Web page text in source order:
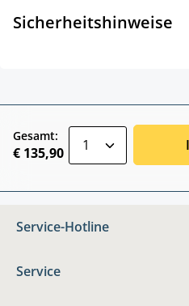
Sicherheitshinweise
Gesamt:
€ 135,90
Service-Hotline
Service